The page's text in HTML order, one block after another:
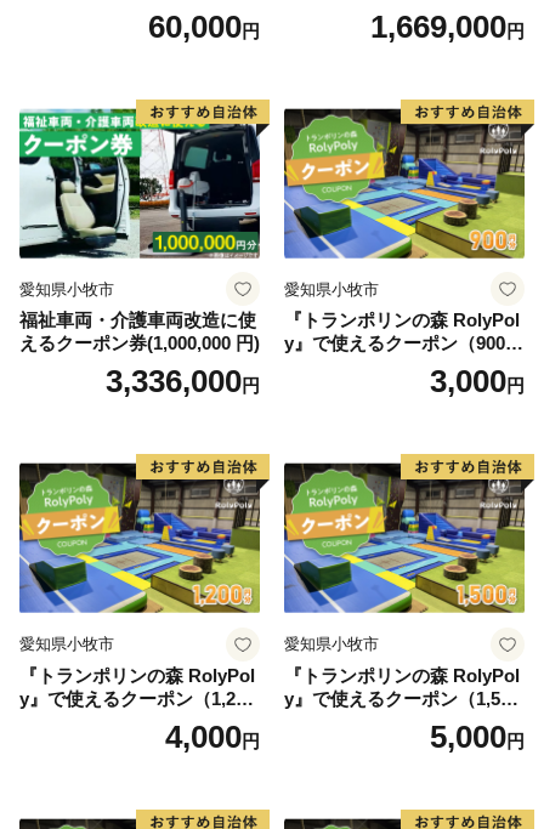
60,000円 1,669,000円
愛知県小牧市
福祉車両・介護車両改造に使
えるクーポン券(1,000,000 円)
3,336,000円
愛知県小牧市
『トランポリンの森 RolyPol
y』で使えるクーポン（900
3,000円
愛知県小牧市
『トランポリンの森 RolyPol
y』で使えるクーポン（1,200
4,000円
愛知県小牧市
『トランポリンの森 RolyPol
y』で使えるクーポン（1,500
5,000円